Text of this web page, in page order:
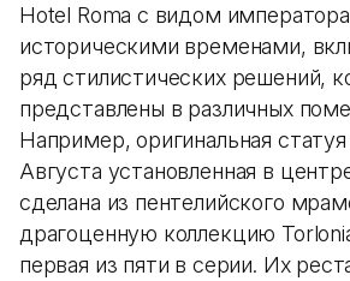
Hotel Roma с видом
историческими временами,
ряд стилистических решений,
представлены в различных
Например, оригинальная
Августа установленная в
сделана из пентелийского
драгоценную коллекцию
первая из пяти в серии. Их